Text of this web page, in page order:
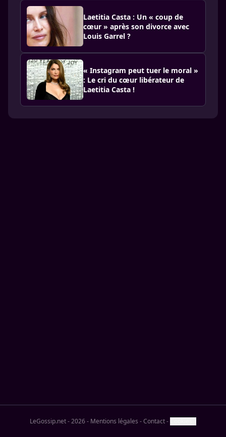
Laetitia Casta : Un « coup de
cœur » après son divorce avec
Louis Garrel ?
« Instagram peut tuer le moral »
: Le cri du cœur libérateur de
Laetitia Casta !
LeGossip.net - 2026- Mentions légales -Contact-